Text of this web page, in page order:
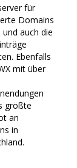
für
Domains
und auch die
Ebenfalls
mit über
größte
an
in